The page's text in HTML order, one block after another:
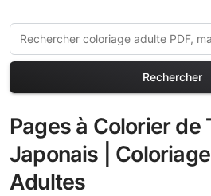
Rechercher
Pages à Colorier de
Japonais |
Adultes